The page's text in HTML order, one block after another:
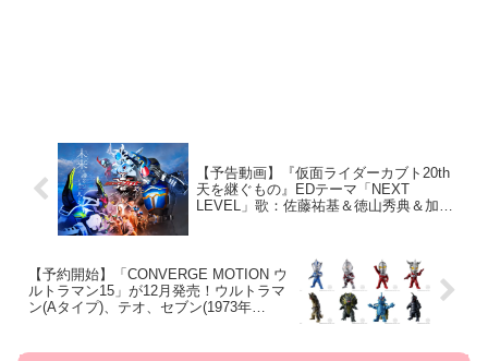
【予告動画】『仮面ライダーカブト20th
天を継ぐもの』EDテーマ「NEXT
LEVEL」歌：佐藤祐基＆徳山秀典＆加藤
【予約開始】「CONVERGE MOTION ウ
ルトラマン15」が12月発売！ウルトラマ
ン(Aタイプ)、テオ、セブン(1973年